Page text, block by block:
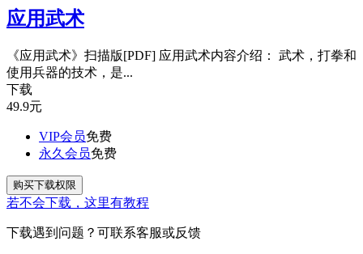
应用武术
《应用武术》扫描版[PDF] 应用武术内容介绍： 武术，打拳和
使用兵器的技术，是...
下载
49.9元
VIP会员免费
永久会员免费
购买下载权限
若不会下载，这里有教程
下载遇到问题？可联系客服或反馈